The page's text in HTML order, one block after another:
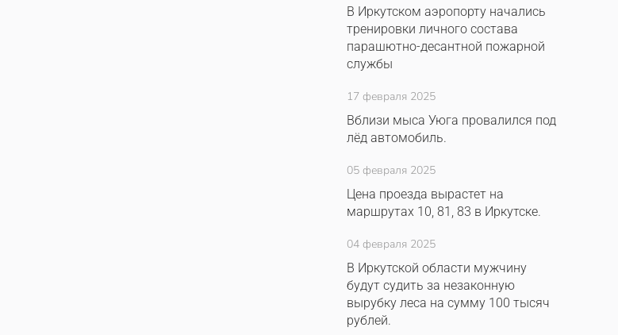
В Иркутском аэропорту начались
тренировки личного состава
парашютно-десантной пожарной
службы
17 февраля 2025
Вблизи мыса Уюга провалился под
лёд автомобиль.
05 февраля 2025
Цена проезда вырастет на
маршрутах 10, 81, 83 в Иркутске.
04 февраля 2025
В Иркутской области мужчину
будут судить за незаконную
вырубку леса на сумму 100 тысяч
рублей.